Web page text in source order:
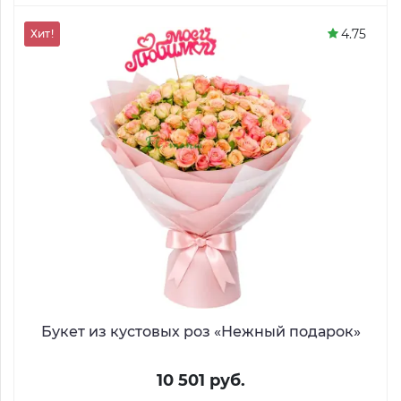
Букет из кустовых роз «Нежный подарок»
10 501 руб.
Хит! 4.75